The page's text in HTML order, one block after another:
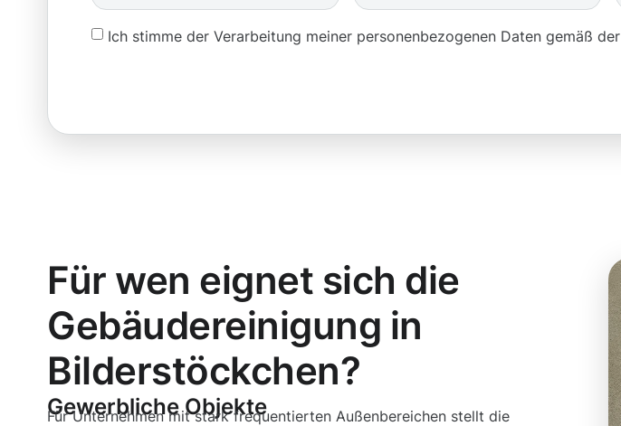
Ich stimme der Verarbeitung meiner personenbezogenen Daten gemäß der
Für wen eignet sich die
Gebäudereinigung in
Bilderstöckchen?
Gewerbliche Objekte
Für Unternehmen mit stark frequentierten Außenbereichen stellt die